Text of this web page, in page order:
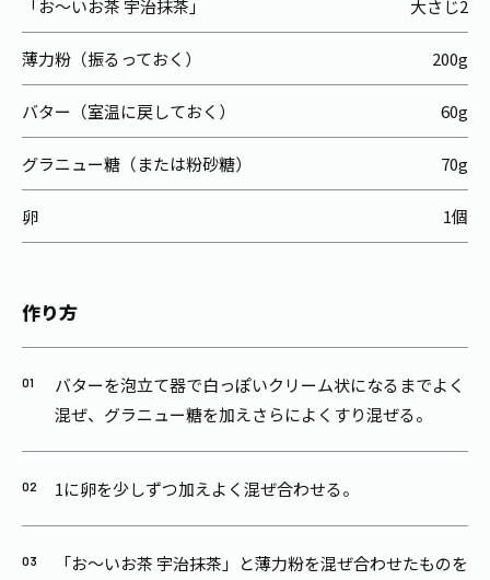
「お～いお茶 宇治抹茶」 大さじ2
薄力粉（振るっておく） 200g
バター（室温に戻しておく） 60g
グラニュー糖（または粉砂糖） 70g
卵 1個
作り方
バターを泡立て器で白っぽいクリーム状になるまでよく
混ぜ、グラニュー糖を加えさらによくすり混ぜる。
1に卵を少しずつ加えよく混ぜ合わせる。
「お～いお茶 宇治抹茶」と薄力粉を混ぜ合わせたものを